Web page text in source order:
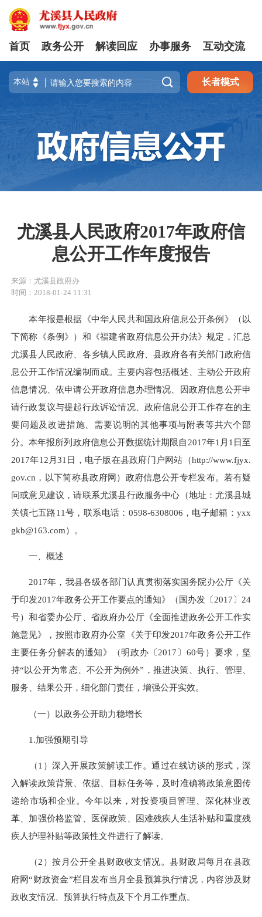
首页 政务公开 解读回应 办事服务 互动交流
 长者模式
尤溪县人民政府2017年政府信
息公开工作年度报告
来源：尤溪县政府办
时间：2018-01-24 11:31
本年报是根据《中华人民共和国政府信息公开条例》（以
下简称《条例》）和《福建省政府信息公开办法》规定，汇总
尤溪县人民政府、各乡镇人民政府、县政府各有关部门政府信
息公开工作情况编制而成。主要内容包括概述、主动公开政府
信息情况、依申请公开政府信息办理情况、因政府信息公开申
请行政复议与提起行政诉讼情况、政府信息公开工作存在的主
要问题及改进措施、需要说明的其他事项与附表等共六个部
分。本年报所列政府信息公开数据统计期限自2017年1月1日至
2017年12月31日，电子版在县政府门户网站（http://www.fjyx.
gov.cn，以下简称县政府网）政府信息公开专栏发布。若有疑
问或意见建议，请联系尤溪县行政服务中心（地址：尤溪县城
关镇七五路11号，联系电话：0598-6308006，电子邮箱：yxx
gkb@163.com）。
一、概述
2017年，我县各级各部门认真贯彻落实国务院办公厅《关
于印发2017年政务公开工作要点的通知》（国办发〔2017〕24
号）和省委办公厅、省政府办公厅《全面推进政务公开工作实
施意见》，按照市政府办公室《关于印发2017年政务公开工作
主要任务分解表的通知》（明政办〔2017〕60号）要求，坚
持“以公开为常态、不公开为例外”，推进决策、执行、管理、
服务、结果公开，细化部门责任，增强公开实效。
（一）以政务公开助力稳增长
1.加强预期引导
（1）深入开展政策解读工作。通过在线访谈的形式，深
入解读政策背景、依据、目标任务等，及时准确将政策意图传
递给市场和企业。今年以来，对投资项目管理、深化林业改
革、加强价格监管、医保政策、困难残疾人生活补贴和重度残
疾人护理补贴等政策性文件进行了解读。
（2）按月公开全县财政收支情况。县财政局每月在县政
府网“财政资金”栏目发布当月全县预算执行情况，内容涉及财
政收支情况、预算执行特点及下个月工作重点。